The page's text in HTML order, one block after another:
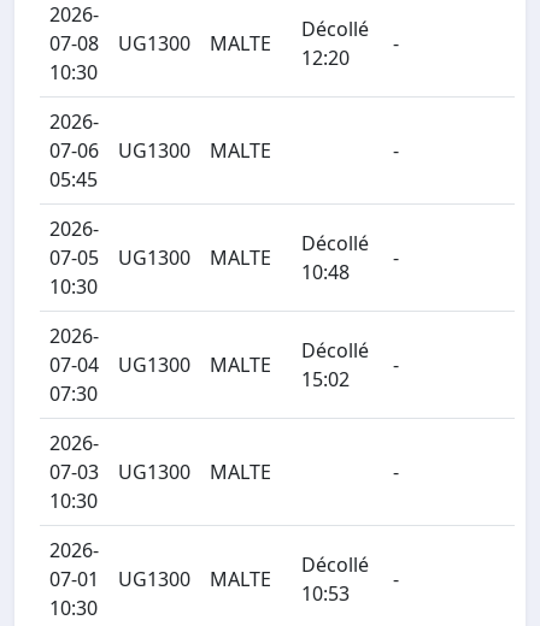
2026-
07-08
10:30
UG1300 MALTE
Décollé
12:20
-
2026-
07-06
05:45
UG1300 MALTE -
2026-
07-05
10:30
UG1300 MALTE
Décollé
10:48
-
2026-
07-04
07:30
UG1300 MALTE
Décollé
15:02
-
2026-
07-03
10:30
UG1300 MALTE -
2026-
07-01
10:30
UG1300 MALTE
Décollé
10:53
-